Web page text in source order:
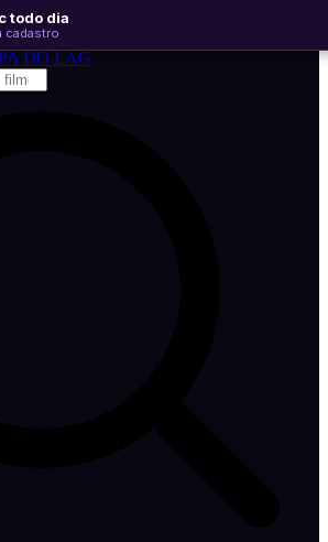
todo dia
cadastro
2026 WhatsApp
DO LAG